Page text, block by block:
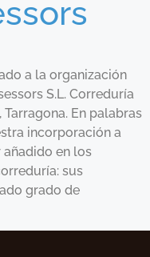
a la organización
S.L. Correduría
En palabras
incorporación a
en los
sus
grado de